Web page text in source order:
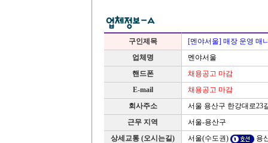
구인제목
[멘야서울] 매장 운영 매
업체명
멘야서울
핸드폰
채용공고 마감
E-mail
채용공고 마감
회사주소
서울 용산구 한강대로23
근무 지역
서울-용산구
상세교통 (오시는길)
서울(수도권)
용